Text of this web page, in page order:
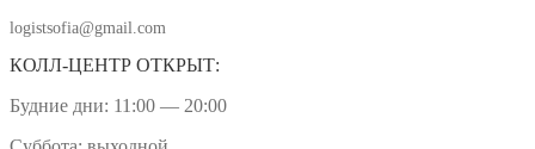
logistsofia@gmail.com
КОЛЛ-ЦЕНТР ОТКРЫТ:
Будние дни: 11:00 — 20:00